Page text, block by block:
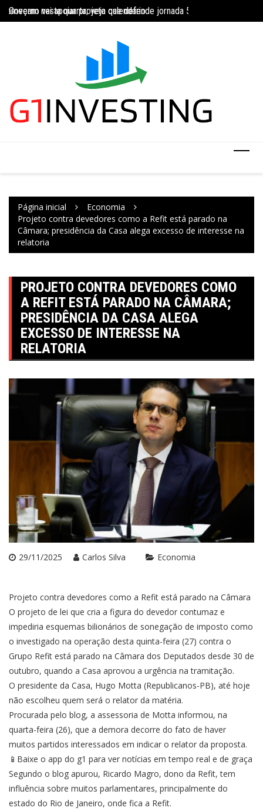
para
Governo vai apoiar projeto que defende jornada 5×2 com limite de
INSS amplia temporariamente prazo de auxílio-doença sem perícia;
Página inicial
Economia
Projeto contra devedores como a Refit está parado na
Câmara; presidência da Casa alega excesso de interesse na
relatoria
PROJETO CONTRA DEVEDORES COMO
A REFIT ESTÁ PARADO NA CÂMARA;
PRESIDÊNCIA DA CASA ALEGA
EXCESSO DE INTERESSE NA
RELATORIA
29/11/2025 Carlos Silva Economia
Projeto contra devedores como a Refit está parado na Câmara
O projeto de lei que cria a figura do devedor contumaz e
impediria esquemas bilionários de sonegação de imposto como
o investigado na operação desta quinta-feira (27) contra o
Grupo Refit está parado na Câmara dos Deputados desde 30 de
outubro, quando a Casa aprovou a urgência na tramitação.
O presidente da Casa, Hugo Motta (Republicanos-PB), até hoje
não escolheu quem será o relator da matéria.
Procurada pelo blog, a assessoria de Motta informou, na
quarta-feira (26), que a demora decorre do fato de haver
muitos partidos interessados em indicar o relator da proposta.
📱Baixe o app do g1 para ver notícias em tempo real e de graça
Segundo o blog apurou, Ricardo Magro, dono da Refit, tem
influência sobre muitos parlamentares, principalmente do
estado do Rio de Janeiro, onde fica a Refit.